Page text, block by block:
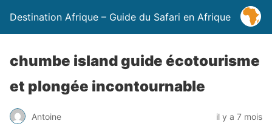
Destination Afrique – Guide du Safari en Afrique
chumbe island guide écotourisme
et plongée incontournable
Antoine il y a 7 mois